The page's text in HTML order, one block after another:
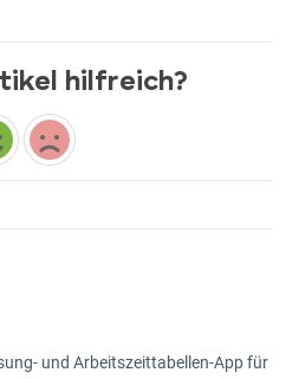
hilfreich?
und Arbeitszeittabellen-App für